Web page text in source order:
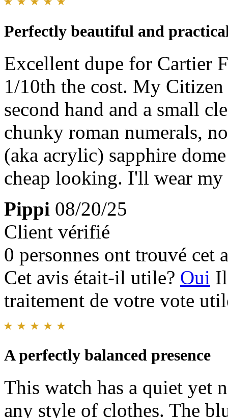
Perfectly beautiful and
Excellent dupe for Cartier
1/10th the cost. My
second hand and a small
chunky roman numerals,
(aka acrylic) sapphire
cheap looking. I'll wear
Pippi 08/20/25
Client vérifié
0 personnes ont trouvé cet
Cet avis était-il utile? Oui
traitement de votre vote
A perfectly balanced presence
This watch has a quiet yet
any style of clothes. The